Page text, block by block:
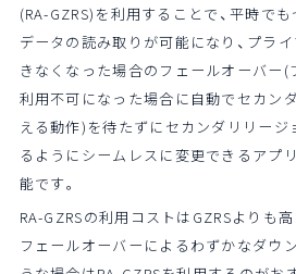
(RA-GZRS)を利用することで、平時で
データの読み取りが可能になり、プラ
きなくなった場合のフェールオーバー
利用不可になった場合に自動でセカン
える動作)を待たずにセカンダリリー
るようにシームレスに変更できるアプ
能です。
RA-GZRSの利用コストはGZRSよりも
フェールオーバーによるわずかなダウ